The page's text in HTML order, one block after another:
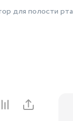
для полости